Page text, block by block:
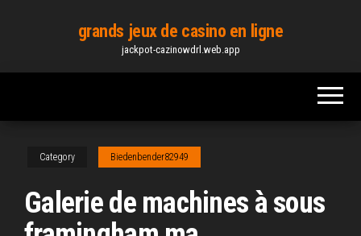
content
grands jeux de casino en ligne
jackpot-cazinowdrl.web.app
Category Biedenbender82949
Galerie de machines à sous